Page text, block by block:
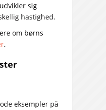
sig
hastighed.
om børns
.
eksempler på